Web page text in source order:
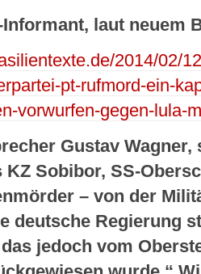
laut neuem
2014/02/
pt-rufmord-ein-
vorwurfen-gegen-lula-
Gustav Wagner,
KZ Sobibor, SS-
– von der
deutsche Regierung
jedoch vom